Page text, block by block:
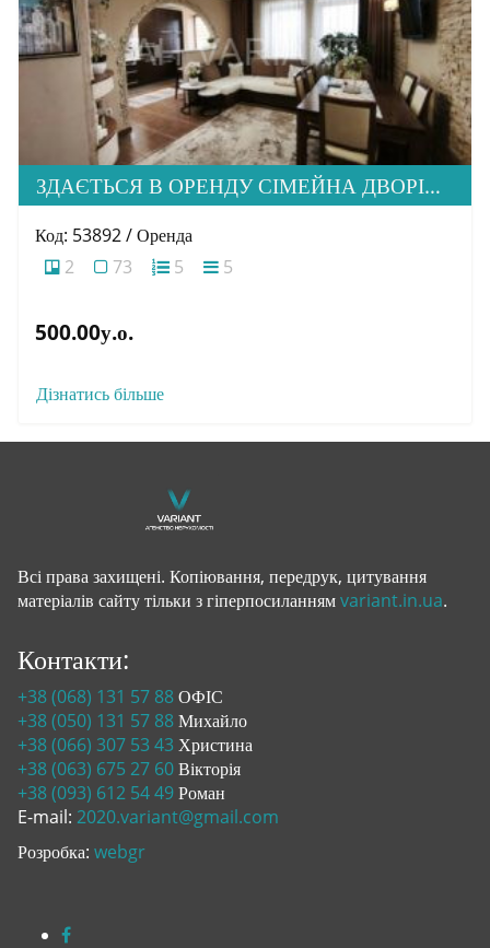
ЗДАЄТЬСЯ В ОРЕНДУ СІМЕЙНА ДВОРІВНЕВА КВАРТИРА В М. УЖГОРОД
Код: 53892 / Оренда
2
73 5 5
500.00у.о.
Дізнатись більше
Всі права захищені. Копіювання, передрук, цитування
матеріалів сайту тільки з гіперпосиланнямvariant.in.ua.
Контакти:
+38 (068) 131 57 88ОФІС
+38 (050) 131 57 88Михайло
+38 (066) 307 53 43 Христина
+38 (063) 675 27 60Вікторія
+38 (093) 612 54 49Роман
E-mail: 2020.variant@gmail.com
Розробка: webgr